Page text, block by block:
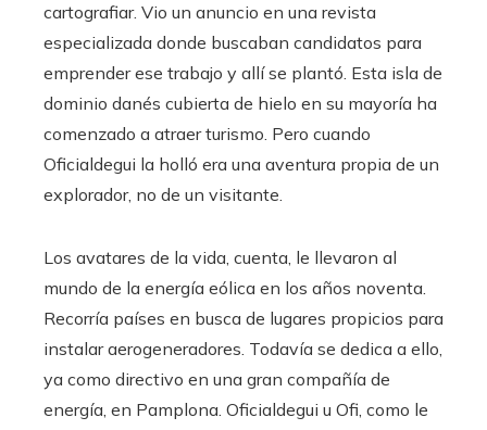
cartografiar. Vio un anuncio en una revista
especializada donde buscaban candidatos para
emprender ese trabajo y allí se plantó. Esta isla de
dominio danés cubierta de hielo en su mayoría ha
comenzado a atraer turismo. Pero cuando
Oficialdegui la holló era una aventura propia de un
explorador, no de un visitante.
Los avatares de la vida, cuenta, le llevaron al
mundo de la energía eólica en los años noventa.
Recorría países en busca de lugares propicios para
instalar aerogeneradores. Todavía se dedica a ello,
ya como directivo en una gran compañía de
energía, en Pamplona. Oficialdegui u Ofi, como le